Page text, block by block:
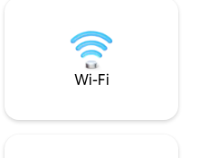
clubes
para
Casais • Famílias
Amantes da natureza •
antecedência: as
populares
Wi-Fi